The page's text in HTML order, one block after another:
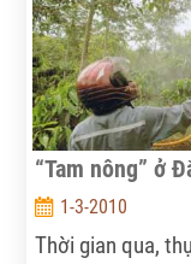
“Tam nông” ở
1-3-2010
Thời gian qua,